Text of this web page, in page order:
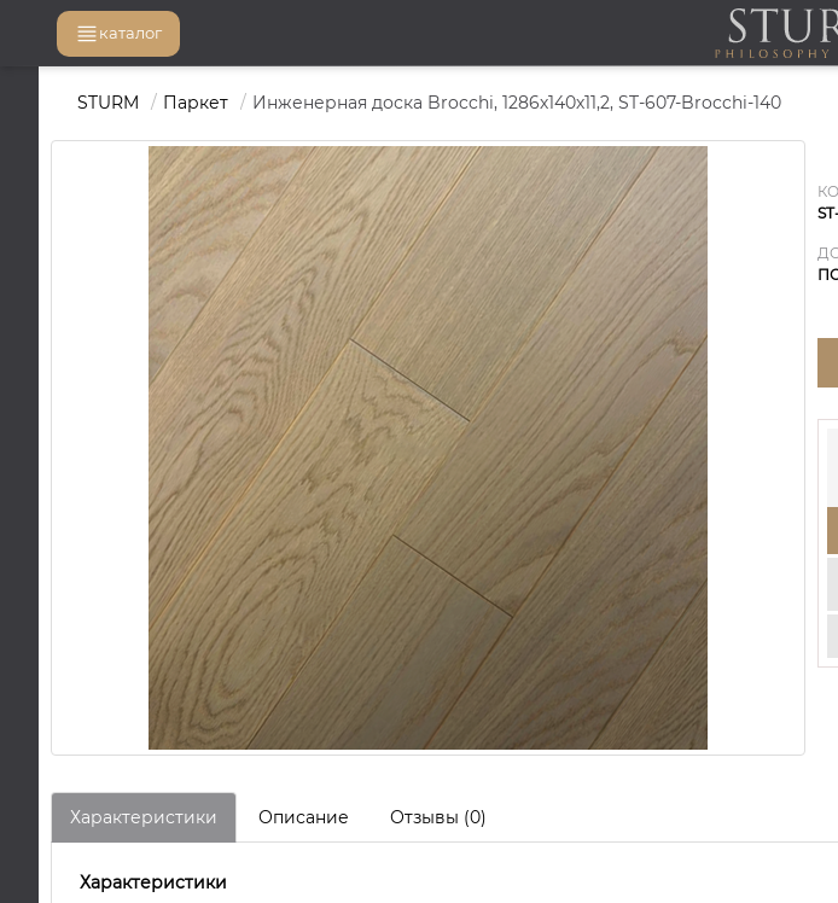
каталог
STURM Паркет Инженерная доска Brocchi, 1286х140х11,2, ST-607-Brocchi-140
Характеристики Описание Отзывы (0)
Характеристики